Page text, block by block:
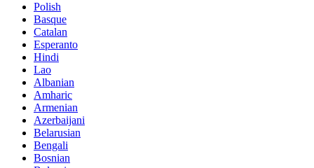
Polish
Basque
Catalan
Esperanto
Hindi
Lao
Albanian
Amharic
Armenian
Azerbaijani
Belarusian
Bengali
Bosnian